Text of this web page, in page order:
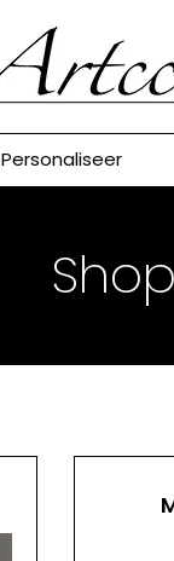
Personaliseer
Shop